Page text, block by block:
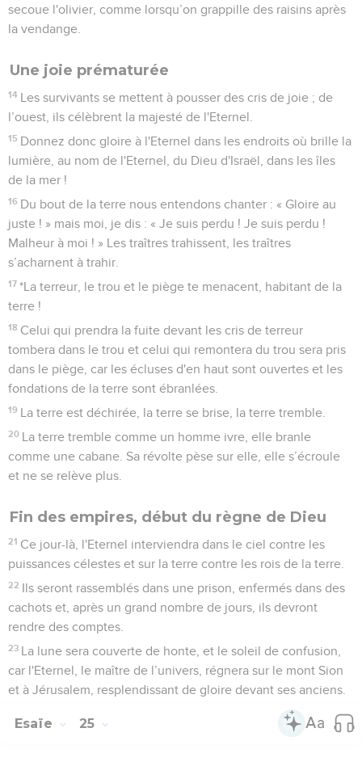
secoue l'olivier, comme lorsqu’on grappille des raisins après
la vendange.
Une joie prématurée
14 Les survivants se mettent à pousser des cris de joie ; de
l’ouest, ils célèbrent la majesté de l'Eternel.
15 Donnez donc gloire à l'Eternel dans les endroits où brille la
lumière, au nom de l'Eternel, du Dieu d'Israël, dans les îles
de la mer !
16 Du bout de la terre nous entendons chanter : « Gloire au
juste ! » mais moi, je dis : « Je suis perdu ! Je suis perdu !
Malheur à moi ! » Les traîtres trahissent, les traîtres
s’acharnent à trahir.
17 *La terreur, le trou et le piège te menacent, habitant de la
terre !
18 Celui qui prendra la fuite devant les cris de terreur
tombera dans le trou et celui qui remontera du trou sera pris
dans le piège, car les écluses d'en haut sont ouvertes et les
fondations de la terre sont ébranlées.
19 La terre est déchirée, la terre se brise, la terre tremble.
20 La terre tremble comme un homme ivre, elle branle
comme une cabane. Sa révolte pèse sur elle, elle s’écroule
et ne se relève plus.
Fin des empires, début du règne de Dieu
21 Ce jour-là, l'Eternel interviendra dans le ciel contre les
puissances célestes et sur la terre contre les rois de la terre.
22 Ils seront rassemblés dans une prison, enfermés dans des
cachots et, après un grand nombre de jours, ils devront
rendre des comptes.
23 La lune sera couverte de honte, et le soleil de confusion,
car l'Eternel, le maître de l’univers, régnera sur le mont Sion
et à Jérusalem, resplendissant de gloire devant ses anciens.
Esaïe 25